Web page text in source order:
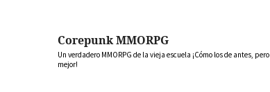
Corepunk MMORPG
Un verdadero MMORPG de la vieja escuela ¡Cómo los de antes, pero
mejor!